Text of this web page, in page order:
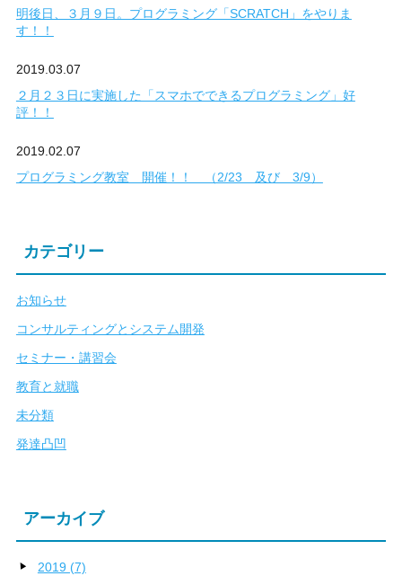
明後日、３月９日。プログラミング「SCRATCH」をやりま
す！！
2019.03.07
２月２３日に実施した「スマホでできるプログラミング」好
評！！
2019.02.07
プログラミング教室 開催！！ （2/23 及び 3/9）
カテゴリー
お知らせ
コンサルティングとシステム開発
セミナー・講習会
教育と就職
未分類
発達凸凹
アーカイブ
2019 (7)